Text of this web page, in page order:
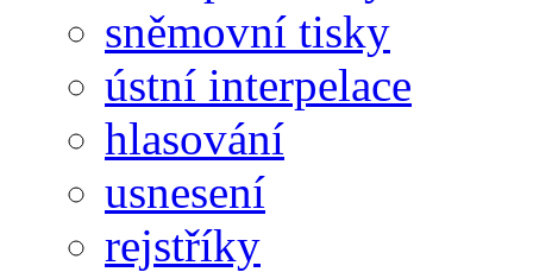
sněmovní tisky
ústní interpelace
hlasování
usnesení
rejstříky